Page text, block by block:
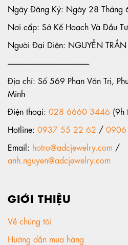
Ngày Đăng Ký: Ngày 28 Tháng
Nơi cấp: Sở Kế Hoạch Và Đầu
Người Đại Diện: NGUYỄN
-----------------------------------------------------
Địa chỉ: Số 569 Phan Văn Trị,
Minh
Điện thoại: 028 6660 3446 (9h
Hotline: 0937 55 22 62 /
Email: hotro@adcjewelry.com /
anh.nguyen@adcjewelry.com
GIỚI THIỆU
Về chúng tôi
Hướng dẫn mua hàng